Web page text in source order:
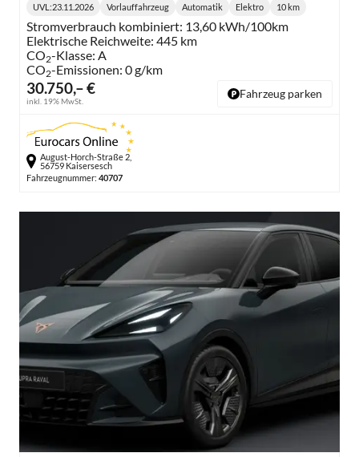
30.750,– €
inkl. 19% MwSt.
UVL :23.11.2026 Vorlauffahrzeug Automatik Elektro 10 km
Stromverbrauch kombiniert: 13,60 kWh/100km
Elektrische Reichweite: 445 km
CO2-Klasse: A
CO2-Emissionen: 0 g/km
Fahrzeug parken
August-Horch-Straße 2,
56759 Kaisersesch
Fahrzeugnummer: 40707